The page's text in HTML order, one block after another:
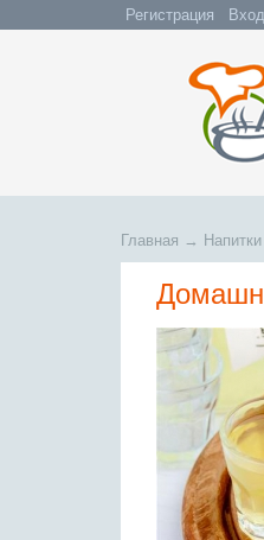
Регистрация Вход
Главная → Напитки